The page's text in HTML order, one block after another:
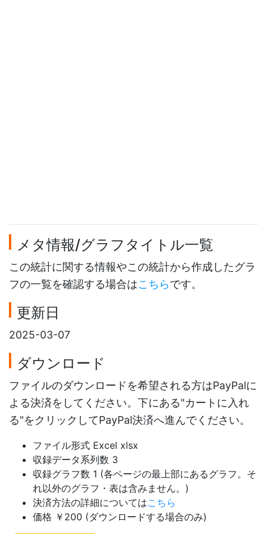
メタ情報/グラフタイトル一覧
この統計に関する情報やこの統計から作成したグラ
フの一覧を確認する場合はこちらです。
更新日
2025-03-07
ダウンロード
ファイルのダウンロードを希望される方はPayPalに
よる決済をしてください。下にある"カートに入れ
る"をクリックしてPayPal決済へ進んでください。
ファイル形式 Excel xlsx
収録データ系列数 3
収録グラフ数 1 (各ページの最上部にあるグラフ。そ
れ以外のグラフ・表は含みません。)
決済方法の詳細についてはこちら
価格 ￥200 (ダウンロードする場合のみ)